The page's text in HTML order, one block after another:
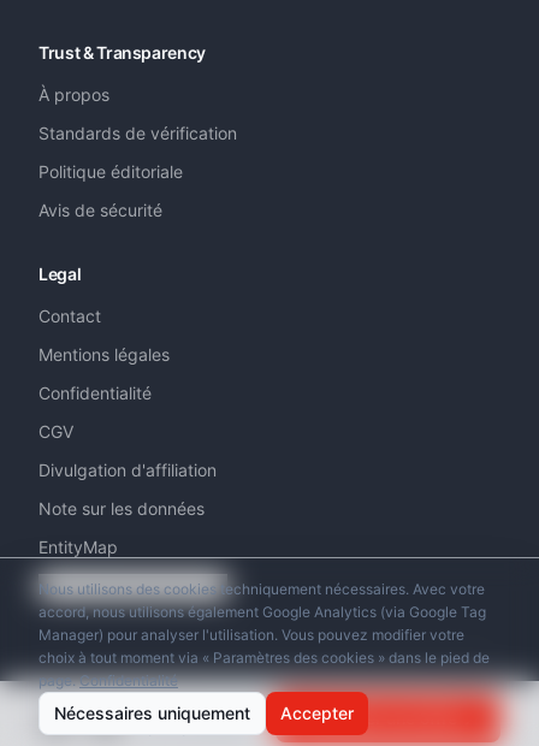
dès
CHF390 par personne Demander une offre
Trust & Transparency
À propos
Standards de vérification
Politique éditoriale
Avis de sécurité
Legal
Contact
Mentions légales
Confidentialité
CGV
Divulgation d'affiliation
Note sur les données
EntityMap
Paramètres des cookies
© 2026 Swiss Helicopter Club. Tous droits réservés.
Nous utilisons des cookies techniquement nécessaires. Avec votre
accord, nous utilisons également Google Analytics (via Google Tag
Manager) pour analyser l'utilisation. Vous pouvez modifier votre
choix à tout moment via « Paramètres des cookies » dans le pied de
page. Confidentialité
Nécessaires uniquement Accepter